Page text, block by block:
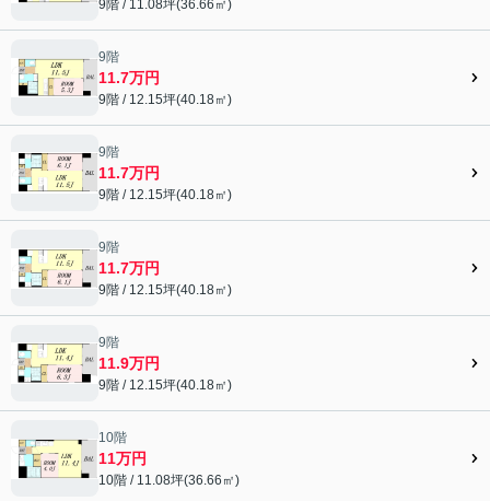
9階 / 11.08坪(36.66㎡)
9階
11.7万円
9階 / 12.15坪(40.18㎡)
9階
11.7万円
9階 / 12.15坪(40.18㎡)
9階
11.7万円
9階 / 12.15坪(40.18㎡)
9階
11.9万円
9階 / 12.15坪(40.18㎡)
10階
11万円
10階 / 11.08坪(36.66㎡)